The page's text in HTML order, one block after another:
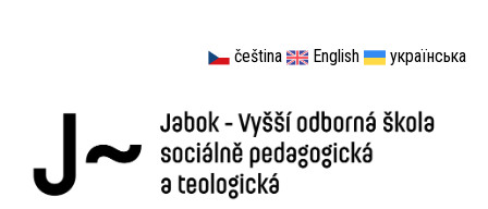
čeština English українська